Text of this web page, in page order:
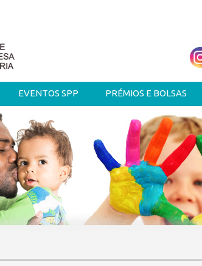
EVENTOS SPP PRÉMIOS E BOLSAS